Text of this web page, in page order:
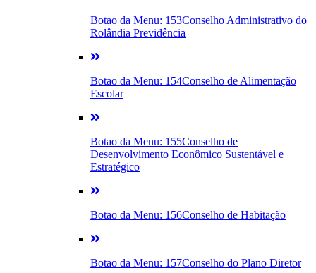
Botao da Menu: 153Conselho Administrativo do
Rolândia Previdência
Botao da Menu: 154Conselho de Alimentação
Escolar
Botao da Menu: 155Conselho de
Desenvolvimento Econômico Sustentável e
Estratégico
Botao da Menu: 156Conselho de Habitação
Botao da Menu: 157Conselho do Plano Diretor